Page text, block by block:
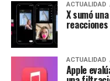
ACTUALIDAD
X sumó
reacciones
ACTUALIDAD
Apple